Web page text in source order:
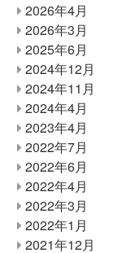
2026年4月
2026年3月
2025年6月
2024年12月
2024年11月
2024年4月
2023年4月
2022年7月
2022年6月
2022年4月
2022年3月
2022年1月
2021年12月